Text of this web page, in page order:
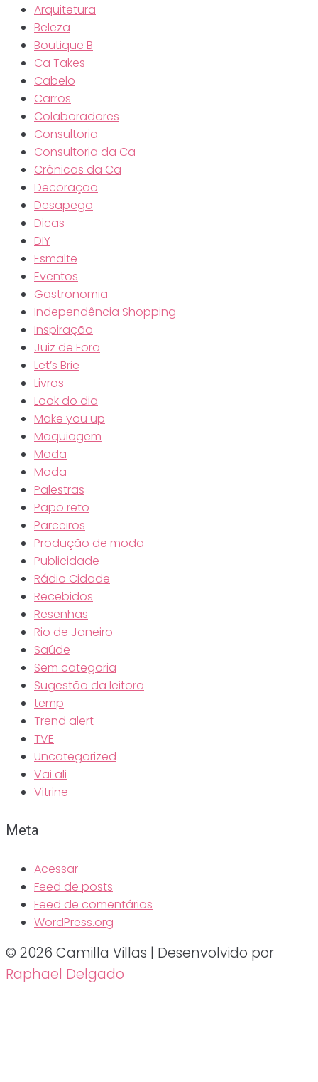
Arquitetura
Beleza
Boutique B
Ca Takes
Cabelo
Carros
Colaboradores
Consultoria
Consultoria da Ca
Crônicas da Ca
Decoração
Desapego
Dicas
DIY
Esmalte
Eventos
Gastronomia
Independência Shopping
Inspiração
Juiz de Fora
Let’s Brie
Livros
Look do dia
Make you up
Maquiagem
Moda
Moda
Palestras
Papo reto
Parceiros
Produção de moda
Publicidade
Rádio Cidade
Recebidos
Resenhas
Rio de Janeiro
Saúde
Sem categoria
Sugestão da leitora
temp
Trend alert
TVE
Uncategorized
Vai ali
Vitrine
Meta
Acessar
Feed de posts
Feed de comentários
WordPress.org
© 2026 Camilla Villas | Desenvolvido por
Raphael Delgado